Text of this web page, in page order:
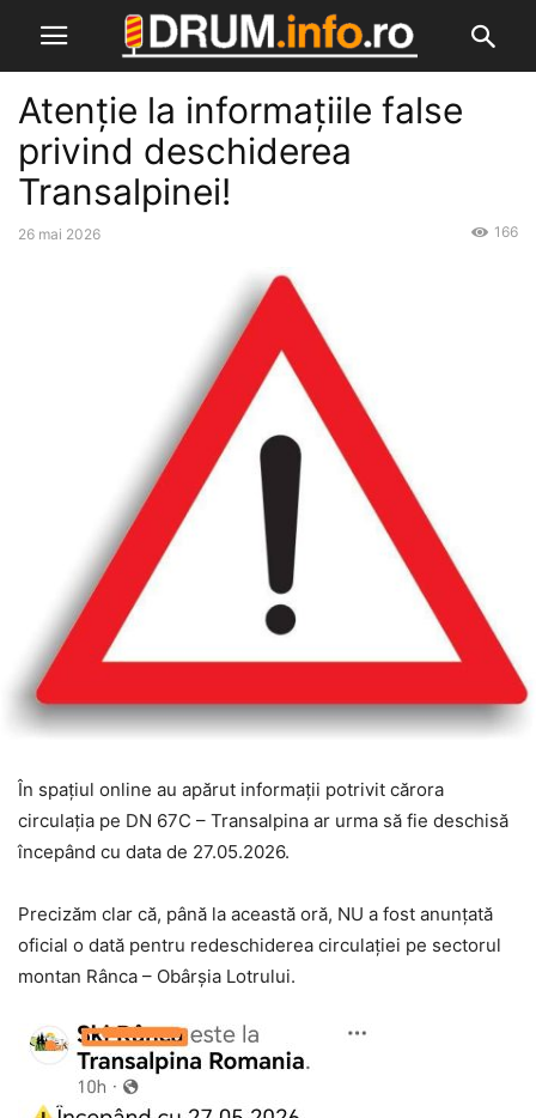
Atenție la informațiile false
privind deschiderea
Transalpinei!
26 mai 2026 166
În spațiul online au apărut informații potrivit cărora
circulația pe DN 67C – Transalpina ar urma să fie deschisă
începând cu data de 27.05.2026.
Precizăm clar că, până la această oră, NU a fost anunțată
oficial o dată pentru redeschiderea circulației pe sectorul
montan Rânca – Obârșia Lotrului.